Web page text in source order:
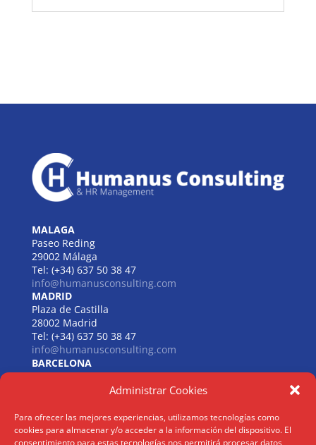
Administrar Cookies
Para ofrecer las mejores experiencias, utilizamos tecnologías como
cookies para almacenar y/o acceder a la información del dispositivo. El
consentimiento para estas tecnologías nos permitirá procesar datos
MALAGA
Paseo Reding
29002 Málaga
Tel: (+34) 637 50 38 47
info@humanusconsulting.com
MADRID
Plaza de Castilla
28002 Madrid
Tel: (+34) 637 50 38 47
info@humanusconsulting.com
BARCELONA
Carrer de Beethoven
08021 Barcelona
info@humanusconsulting.com
LISBOA